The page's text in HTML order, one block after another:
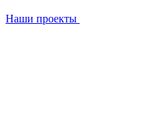
Наши проекты